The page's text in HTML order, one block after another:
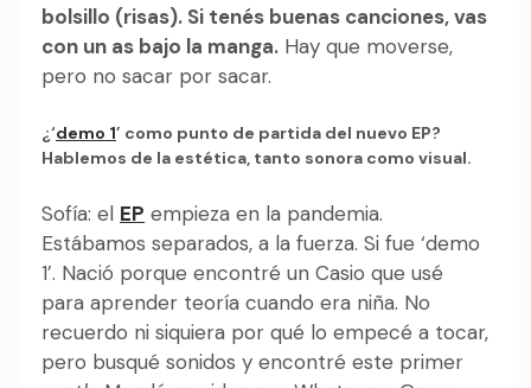
bolsillo (risas). Si tenés buenas canciones, vas
con un as bajo la manga. Hay que moverse,
pero no sacar por sacar.
¿‘demo 1’ como punto de partida del nuevo EP?
Hablemos de la estética, tanto sonora como visual.
Sofía: el EP empieza en la pandemia.
Estábamos separados, a la fuerza. Si fue ‘demo
1’. Nació porque encontré un Casio que usé
para aprender teoría cuando era niña. No
recuerdo ni siquiera por qué lo empecé a tocar,
pero busqué sonidos y encontré este primer